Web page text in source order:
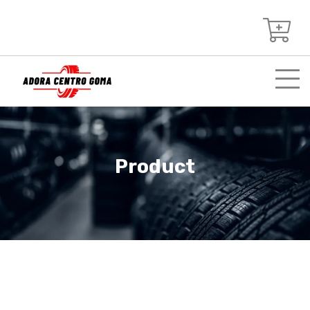
Product